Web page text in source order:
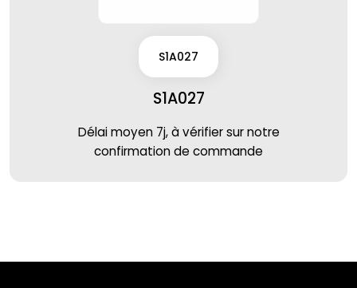
S1A027
S1A027
Délai moyen 7j, à vérifier sur notre
confirmation de commande